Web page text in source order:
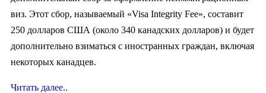
виз. Этот сбор, называемый «Visa Integrity Fee», составит
250 долларов США (около 340 канадских долларов) и будет
дополнительно взиматься с иностранных граждан, включая
некоторых канадцев.
Читать далее..